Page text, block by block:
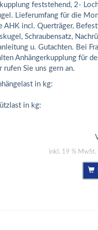
feststehend, 2-
Lieferumfang für die
AHK incl. Querträger,
Schraubensatz,
u. Gutachten. Bei
Anhängerkupplung für
rufen Sie uns gern an.
in kg:
in kg:
inkl. 19 % MwSt.